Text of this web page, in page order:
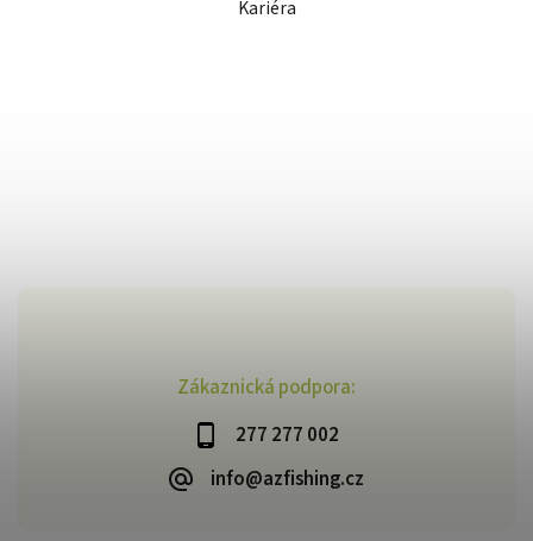
Zákaznická podpora:
277 277 002
info@azfishing.cz
Kariéra